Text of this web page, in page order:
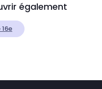
également